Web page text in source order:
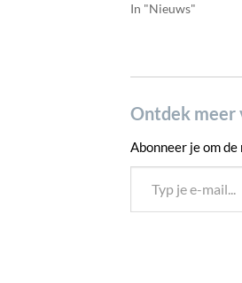
In "Nieuws"
Ontdek meer
Abonneer je om
Typ je e-mail...